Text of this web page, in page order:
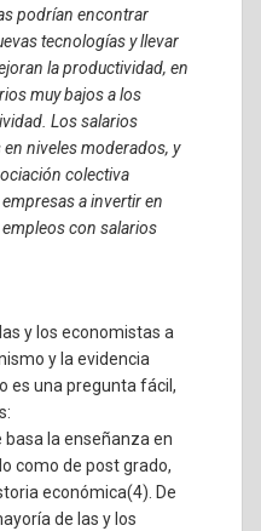
podrían encontrar
tecnologías y llevar
la productividad, en
muy bajos a los
Los salarios
niveles moderados, y
colectiva
a invertir en
con salarios
y los economistas a
y la evidencia
es una pregunta fácil,
basa la enseñanza en
como de post grado,
económica(4) . De
de las y los